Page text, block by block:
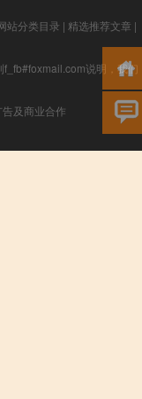
站分类目录 | 精选推荐文章 |
说明，我们
及商业合作